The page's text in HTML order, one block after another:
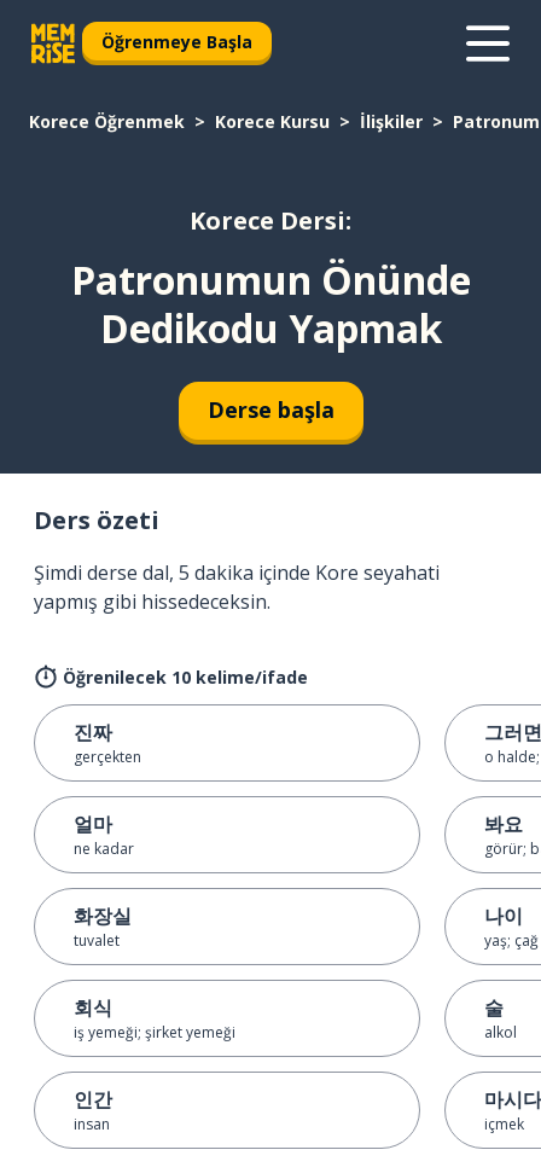
Öğrenmeye Başla
Korece Öğrenmek Korece Kursu İlişkiler
Korece Dersi:
Patronumun Önünde
Dedikodu Yapmak
Derse başla
Ders özeti
Şimdi derse dal, 5 dakika içinde Kore seyahati
yapmış gibi hissedeceksin.
Öğrenilecek 10 kelime/ifade
진짜
gerçekten
얼마
ne kadar
화장실
tuvalet
회식
iş yemeği; şirket yemeği
인간
insan
그러면
o
봐요
görür;
나이
yaş; çağ
술
alkol
마시다
içmek